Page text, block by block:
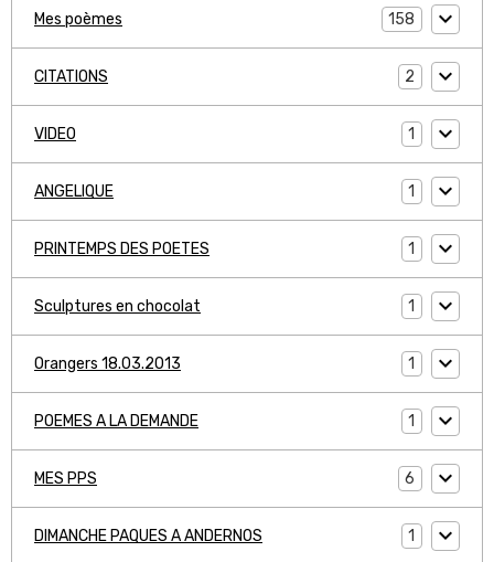
Mes poèmes 158
CITATIONS 2
VIDEO 1
ANGELIQUE 1
PRINTEMPS DES POETES 1
Sculptures en chocolat 1
Orangers 18.03.2013 1
POEMES A LA DEMANDE 1
MES PPS 6
DIMANCHE PAQUES A ANDERNOS 1